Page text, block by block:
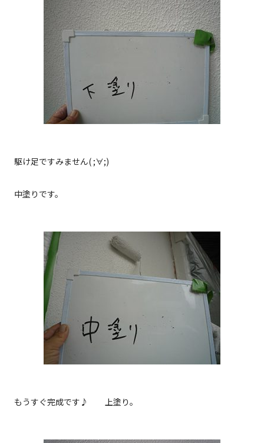
駆け足ですみません( ;∀;)
中塗りです。
もうすぐ完成です♪ 上塗り。